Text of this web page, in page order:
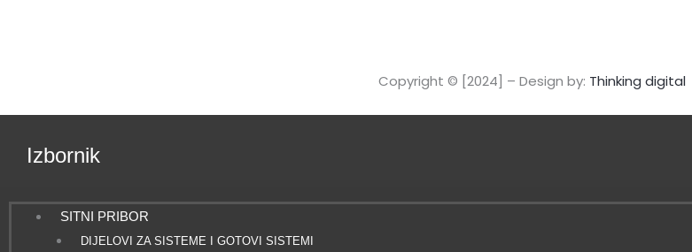
Copyright © [2024] – Design by: Thinking digital
Izbornik
SITNI PRIBOR
DIJELOVI ZA SISTEME I GOTOVI SISTEMI